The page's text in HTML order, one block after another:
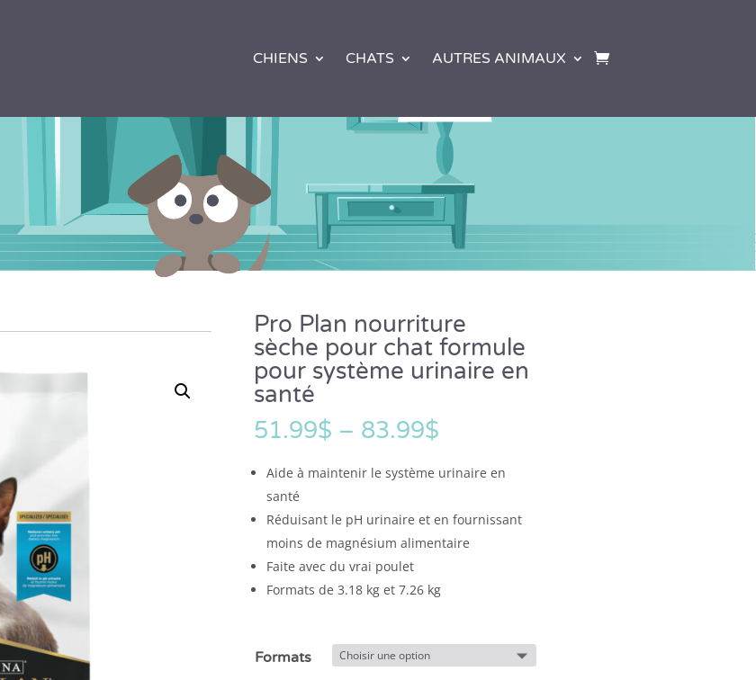
CHIENS CHATS AUTRES ANIMAUX
Pro Plan nourriture
sèche pour chat formule
pour système urinaire en
santé
51.99$ – 83.99$
Aide à maintenir le système urinaire en
santé
Réduisant le pH urinaire et en fournissant
moins de magnésium alimentaire
Faite avec du vrai poulet
Formats de 3.18 kg et 7.26 kg
Formats